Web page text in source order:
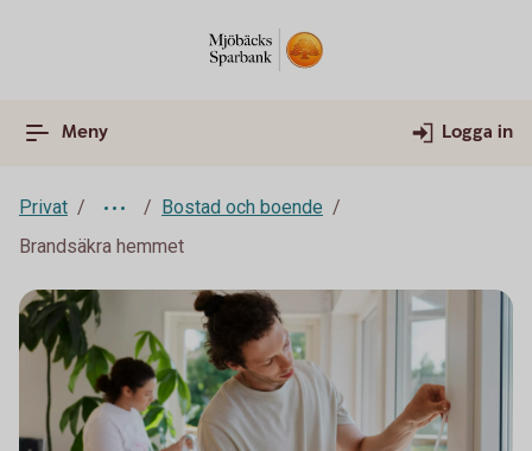
Meny Logga in
Privat
Bostad och boende
Brandsäkra hemmet